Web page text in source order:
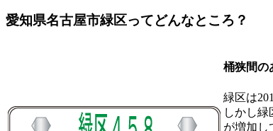
愛知県名古屋市緑区ってどんなところ？
桶狭間
緑区は
しかし
が増加し